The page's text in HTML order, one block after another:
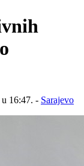
16:47. - Sarajevo